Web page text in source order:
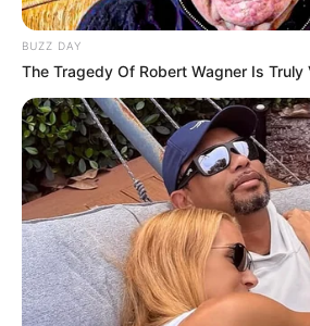
BUZZ DAY
The Tragedy Of Robert Wagner Is Truly